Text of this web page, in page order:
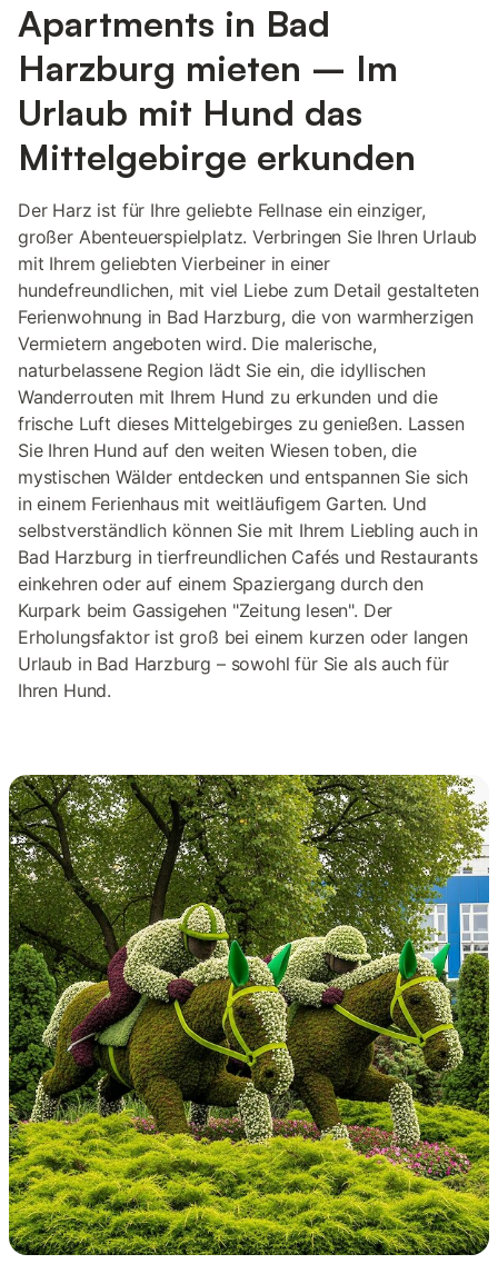
Apartments in Bad
Harzburg mieten – Im
Urlaub mit Hund das
Mittelgebirge erkunden
Der Harz ist für Ihre geliebte Fellnase ein einziger,
großer Abenteuerspielplatz. Verbringen Sie Ihren Urlaub
mit Ihrem geliebten Vierbeiner in einer
hundefreundlichen, mit viel Liebe zum Detail gestalteten
Ferienwohnung in Bad Harzburg, die von warmherzigen
Vermietern angeboten wird. Die malerische,
naturbelassene Region lädt Sie ein, die idyllischen
Wanderrouten mit Ihrem Hund zu erkunden und die
frische Luft dieses Mittelgebirges zu genießen. Lassen
Sie Ihren Hund auf den weiten Wiesen toben, die
mystischen Wälder entdecken und entspannen Sie sich
in einem Ferienhaus mit weitläufigem Garten. Und
selbstverständlich können Sie mit Ihrem Liebling auch in
Bad Harzburg in tierfreundlichen Cafés und Restaurants
einkehren oder auf einem Spaziergang durch den
Kurpark beim Gassigehen "Zeitung lesen". Der
Erholungsfaktor ist groß bei einem kurzen oder langen
Urlaub in Bad Harzburg – sowohl für Sie als auch für
Ihren Hund.